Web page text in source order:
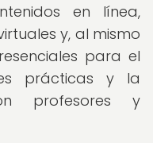
en línea,
y, al mismo
para el
prácticas y la
profesores y